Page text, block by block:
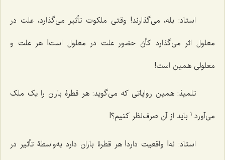
استاد: بله، می‌گذارند! وقتی ملکوت تأثیر می‌گذارد، علت در
معلول اثر می‌گذارد کأنّ حضور علت در معلول است! هر علت و
معلولی همین است!
تلمیذ: همین روایاتی که می‌گوید: هر قطرۀ باران را یک ملک
می‌آورد.1 باید از آن صرف‌نظر کنیم؟!
استاد: نه! واقعیت دارد! هر قطرۀ باران دارد به‌واسطۀ تأثیر در